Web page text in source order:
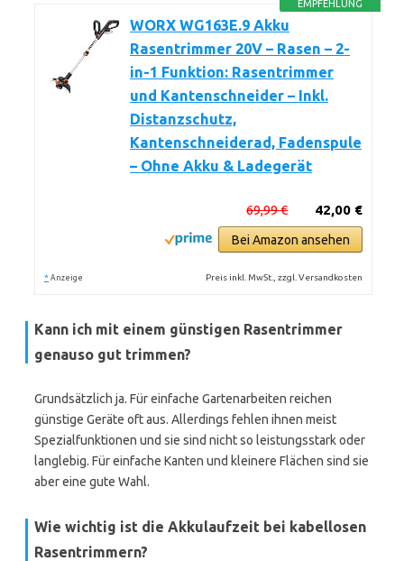
EMPFEHLUNG
WORX WG163E.9 Akku
Rasentrimmer 20V – Rasen – 2-
in-1 Funktion: Rasentrimmer
und Kantenschneider – Inkl.
Distanzschutz,
Kantenschneiderad, Fadenspule
– Ohne Akku & Ladegerät
42,00 €
69,99 €
Bei Amazon ansehen
* Anzeige Preis inkl. MwSt., zzgl. Versandkosten
Kann ich mit einem günstigen Rasentrimmer
genauso gut trimmen?
Grundsätzlich ja. Für einfache Gartenarbeiten reichen
günstige Geräte oft aus. Allerdings fehlen ihnen meist
Spezialfunktionen und sie sind nicht so leistungsstark oder
langlebig. Für einfache Kanten und kleinere Flächen sind sie
aber eine gute Wahl.
Wie wichtig ist die Akkulaufzeit bei kabellosen
Rasentrimmern?